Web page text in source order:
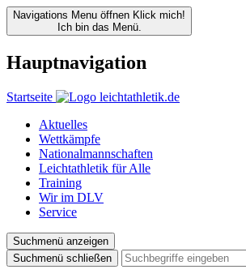
Navigations Menu öffnen Klick mich!
Ich bin das Menü.
Hauptnavigation
Startseite
Aktuelles
Wettkämpfe
Nationalmannschaften
Leichtathletik für Alle
Training
Wir im DLV
Service
Suchmenü anzeigen
Suchmenü schließen